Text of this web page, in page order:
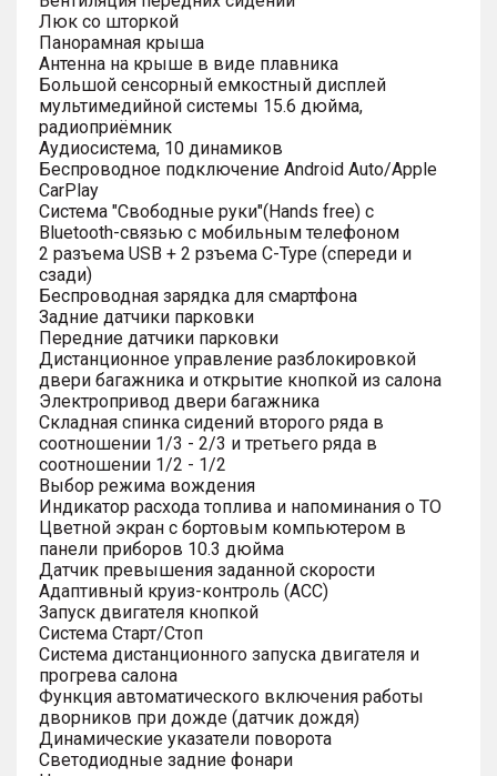
Люк со шторкой
Панорамная крыша
Антенна на крыше в виде плавника
Большой сенсорный емкостный дисплей
мультимедийной системы 15.6 дюйма,
радиоприёмник
Аудиосистема, 10 динамиков
Беспроводное подключение Android Auto/Apple
CarPlay
Система "Свободные руки"(Hands free) с
Bluetooth-связью с мобильным телефоном
2 разъема USB + 2 рзъема C-Type (спереди и
сзади)
Беспроводная зарядка для смартфона
Задние датчики парковки
Передние датчики парковки
Дистанционное управление разблокировкой
двери багажника и открытие кнопкой из салона
Электропривод двери багажника
Складная спинка сидений второго ряда в
соотношении 1/3 - 2/3 и третьего ряда в
соотношении 1/2 - 1/2
Выбор режима вождения
Индикатор расхода топлива и напоминания о ТО
Цветной экран с бортовым компьютером в
панели приборов 10.3 дюйма
Датчик превышения заданной скорости
Адаптивный круиз-контроль (ACC)
Запуск двигателя кнопкой
Система Старт/Стоп
Система дистанционного запуска двигателя и
прогрева салона
Функция автоматического включения работы
дворников при дожде (датчик дождя)
Динамические указатели поворота
Светодиодные задние фонари